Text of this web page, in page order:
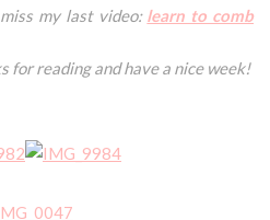
my last video: learn to comb
for reading and have a nice week!